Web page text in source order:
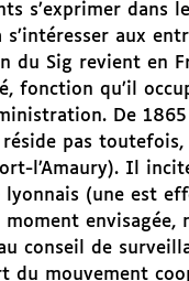
s’exprimer dans
aux
du Sig revient en
fonction qu’il
De
pas
l’Amaury). Il
(une est
conseil de
du mouvement